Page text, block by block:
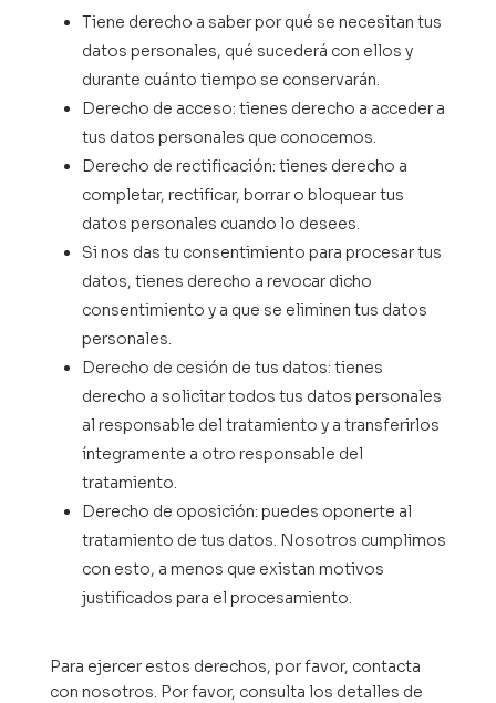
Tiene derecho a saber por qué se necesitan tus
datos personales, qué sucederá con ellos y
durante cuánto tiempo se conservarán.
Derecho de acceso: tienes derecho a acceder a
tus datos personales que conocemos.
Derecho de rectificación: tienes derecho a
completar, rectificar, borrar o bloquear tus
datos personales cuando lo desees.
Si nos das tu consentimiento para procesar tus
datos, tienes derecho a revocar dicho
consentimiento y a que se eliminen tus datos
personales.
Derecho de cesión de tus datos: tienes
derecho a solicitar todos tus datos personales
al responsable del tratamiento y a transferirlos
íntegramente a otro responsable del
tratamiento.
Derecho de oposición: puedes oponerte al
tratamiento de tus datos. Nosotros cumplimos
con esto, a menos que existan motivos
justificados para el procesamiento.
Para ejercer estos derechos, por favor, contacta
con nosotros. Por favor, consulta los detalles de